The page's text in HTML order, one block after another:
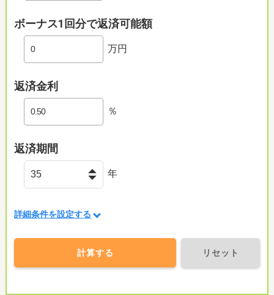
ボーナス1回分で返済可能額
万円
返済金利
％
返済期間
年
詳細条件を設定する
計算する リセット